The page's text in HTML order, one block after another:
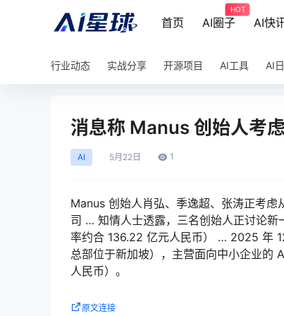
首页 AI圈子
HOT
AI快
行业动态 实战分享 开源项目 AI工具 AI
消息称 Manus 创始人考
AI 5月 22日 1
Manus 创始人肖弘、季逸超、张涛正考
司 … 知情人士透露，三名创始人正讨论
率约合 136.22 亿元人民币） … 2025 年
总部位于新加坡），主营面向中小企业的
人民币）。
原文连接